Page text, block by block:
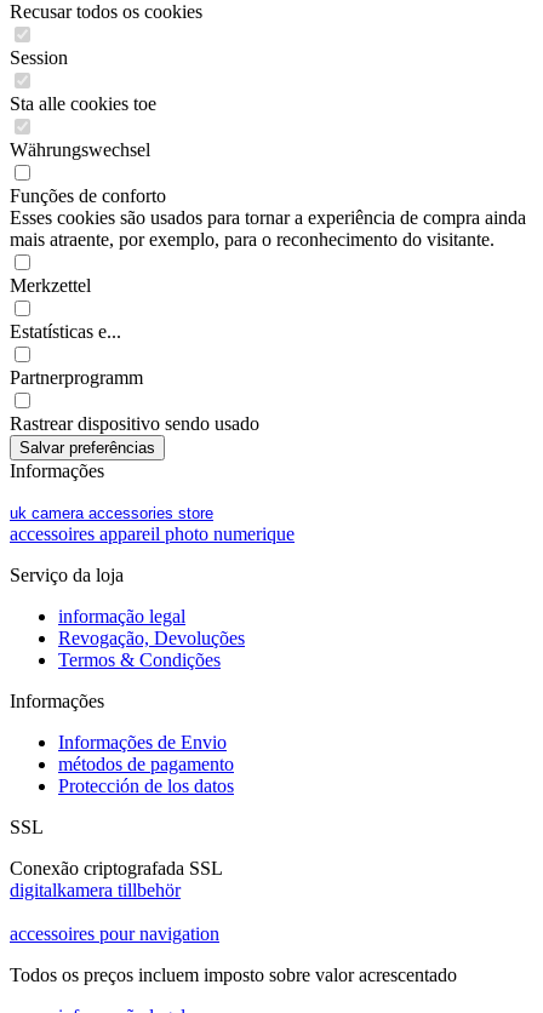
Recusar todos os cookies
Session
Sta alle cookies toe
Währungswechsel
Funções de conforto
Esses cookies são usados para tornar a experiência de compra ainda
mais atraente, por exemplo, para o reconhecimento do visitante.
Merkzettel
Estatísticas e...
Partnerprogramm
Rastrear dispositivo sendo usado
Informações
uk camera accessories store
accessoires appareil photo numerique
Serviço da loja
informação legal
Revogação, Devoluções
Termos & Condições
Informações
Informações de Envio
métodos de pagamento
Protección de los datos
SSL
Conexão criptografada SSL
digitalkamera tillbehör
accessoires pour navigation
Todos os preços incluem imposto sobre valor acrescentado